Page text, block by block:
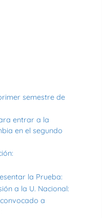
semestre de
entrar a la
en el segundo
la Prueba:
a la U. Nacional:
a